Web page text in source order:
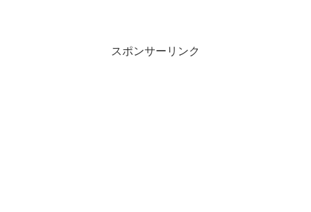
スポンサーリンク